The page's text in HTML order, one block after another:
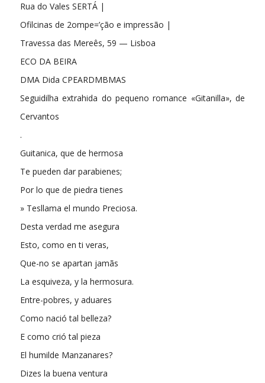
Rua do Vales SERTÁ |
Ofilcinas de 2ompe=’ção e impressão |
Travessa das Mereês, 59 — Lisboa
ECO DA BEIRA
DMA Dida CPEARDMBMAS
Seguidilha extrahida do pequeno romance «Gitanilla», de
Cervantos
.
Guitanica, que de hermosa
Te pueden dar parabienes;
Por lo que de piedra tienes
» Tesllama el mundo Preciosa.
Desta verdad me asegura
Esto, como en ti veras,
Que-no se apartan jamãs
La esquiveza, y la hermosura.
Entre-pobres, y aduares
Como nació tal belleza?
E como crió tal pieza
El humilde Manzanares?
Dizes la buena ventura